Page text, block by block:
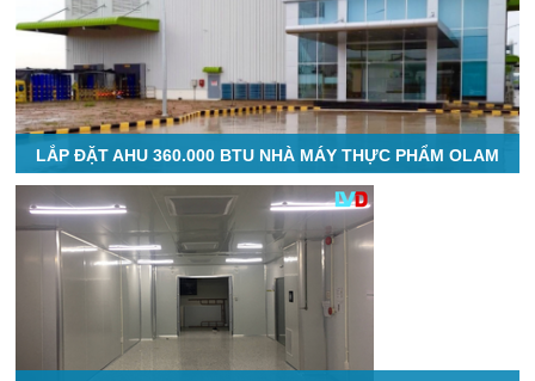
LẮP ĐẶT AHU 360.000 BTU NHÀ MÁY THỰC PHẨM OLAM